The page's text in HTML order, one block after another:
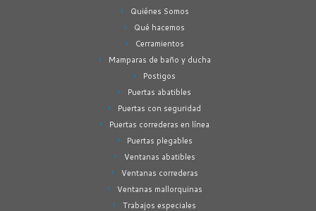
Quiénes Somos
Qué hacemos
Cerramientos
Mamparas de baño y ducha
Postigos
Puertas abatibles
Puertas con seguridad
Puertas correderas en línea
Puertas plegables
Ventanas abatibles
Ventanas correderas
Ventanas mallorquinas
Trabajos especiales